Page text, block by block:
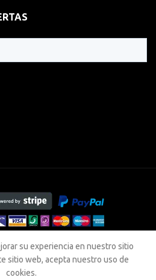
PRODUCTS
páginas web no ha sido evaluada por la
su experiencia en nuestro sitio
sitio web, acepta nuestro uso de
cookies.